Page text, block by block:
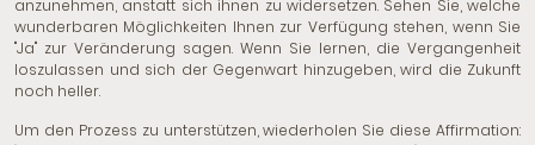
anzunehmen, anstatt sich ihnen zu widersetzen. Sehen Sie, welche
wunderbaren Möglichkeiten Ihnen zur Verfügung stehen, wenn Sie
"Ja" zur Veränderung sagen. Wenn Sie lernen, die Vergangenheit
loszulassen und sich der Gegenwart hinzugeben, wird die Zukunft
noch heller.
Um den Prozess zu unterstützen, wiederholen Sie diese Affirmation: